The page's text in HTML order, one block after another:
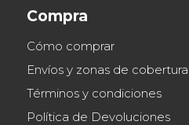
Compra
Cómo comprar
Envíos y zonas de cobertura
Términos y condiciones
Política de Devoluciones